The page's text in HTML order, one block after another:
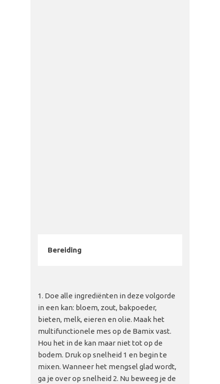
Bereiding
Doe alle ingrediënten in deze volgorde
in een kan: bloem, zout, bakpoeder,
bieten, melk, eieren en olie. Maak het
multifunctionele mes op de Bamix vast.
Hou het in de kan maar niet tot op de
bodem. Druk op snelheid 1 en begin te
mixen. Wanneer het mengsel glad wordt,
ga je over op snelheid 2. Nu beweeg je de